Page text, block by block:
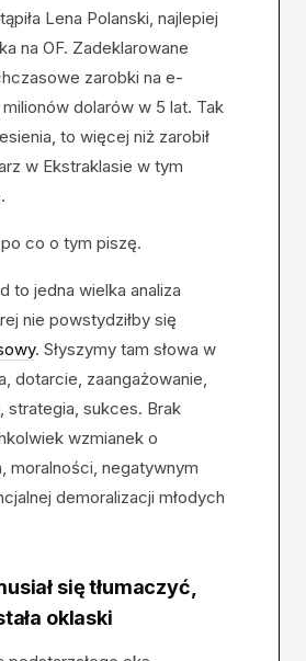
Lena Polanski, najlepiej
na OF. Zadeklarowane
zarobki na e-
dolarów w 5 lat. Tak
to więcej niż zarobił
w Ekstraklasie w tym
co o tym piszę.
to jedna wielka analiza
nie powstydziłby się
. Słyszymy tam słowa w
dotarcie, zaangażowanie,
strategia, sukces. Brak
wzmianek o
moralności, negatywnym
demoralizacji młodych
się tłumaczyć,
oklaski